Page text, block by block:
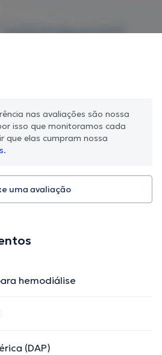
nas avaliações são nossa
isso que monitoramos cada
que elas cumpram nossa
uma avaliação
hemodiálise
(DAP)